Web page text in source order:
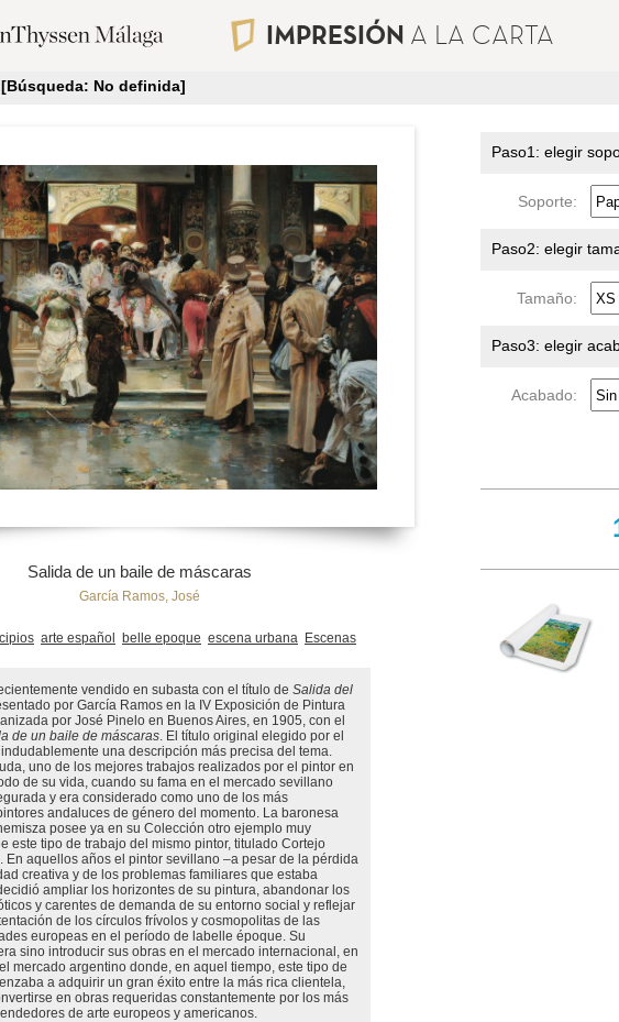
IMPRESIÓN A LA CARTA
[Búsqueda: No definida]
Salida de un baile de máscaras
García Ramos, José
arte español belle epoque escena urbana Escenas
vendido en subasta con el título de Salida del
por García Ramos en la IV Exposición de Pintura
por José Pinelo en Buenos Aires, en 1905, con el
de un baile de máscaras. El título original elegido por el
una descripción más precisa del tema.
uno de los mejores trabajos realizados por el pintor en
de su vida, cuando su fama en el mercado sevillano
y era considerado como uno de los más
andaluces de género del momento. La baronesa
posee ya en su Colección otro ejemplo muy
este tipo de trabajo del mismo pintor, titulado Cortejo
En aquellos años el pintor sevillano –a pesar de la pérdida
creativa y de los problemas familiares que estaba
ampliar los horizontes de su pintura, abandonar los
y carentes de demanda de su entorno social y reflejar
de los círculos frívolos y cosmopolitas de las
europeas en el período de labelle époque. Su
sino introducir sus obras en el mercado internacional, en
mercado argentino donde, en aquel tiempo, este tipo de
a adquirir un gran éxito entre la más rica clientela,
en obras requeridas constantemente por los más
de arte europeos y americanos.
Paso1: elegir
Soporte:
Paso2: elegir
Tamaño:
Paso3: elegir
Acabado: